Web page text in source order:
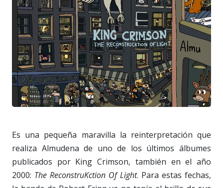
Es una pequeña maravilla la reinterpretación que
realiza Almudena de uno de los últimos álbumes
publicados por King Crimson, también en el año
2000: The ReconstruKction Of Light. Para estas fechas,